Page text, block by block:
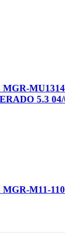
MGR-
5.3 04/
MGR-M11-